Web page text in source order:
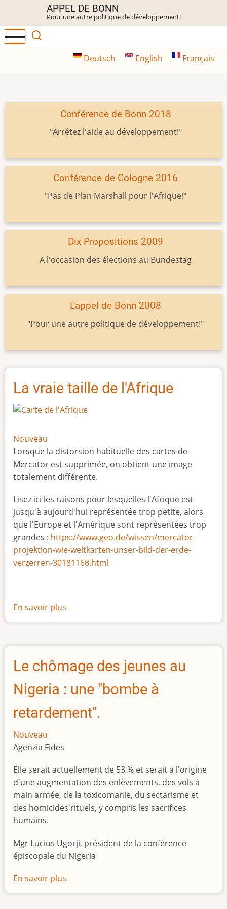
contenu
principal
APPEL DE BONN
Pour une autre politique de développement!
Deutsch English Français
Conférence de Bonn 2018
"Arrêtez l'aide au développement!"
Conférence de Cologne 2016
"Pas de Plan Marshall pour l'Afrique!"
Dix Propositions 2009
A l'occasion des élections au Bundestag
L'appel de Bonn 2008
"Pour une autre politique de développement!"
La vraie taille de l'Afrique
Nouveau
Lorsque la distorsion habituelle des cartes de
Mercator est supprimée, on obtient une image
totalement différente.
Lisez ici les raisons pour lesquelles l'Afrique est
jusqu'à aujourd'hui représentée trop petite, alors
que l'Europe et l'Amérique sont représentées trop
grandes : https://www.geo.de/wissen/mercator-
projektion-wie-weltkarten-unser-bild-der-erde-
verzerren-30181168.html
En savoir plus
La
taille
l'Afrique
Le chômage des jeunes au
Nigeria : une "bombe à
retardement".
Nouveau
Agenzia Fides
Elle serait actuellement de 53 % et serait à l'origine
d'une augmentation des enlèvements, des vols à
main armée, de la toxicomanie, du sectarisme et
des homicides rituels, y compris les sacrifices
humains.
Mgr Lucius Ugorji, président de la conférence
épiscopale du Nigeria
En savoir plus
Le